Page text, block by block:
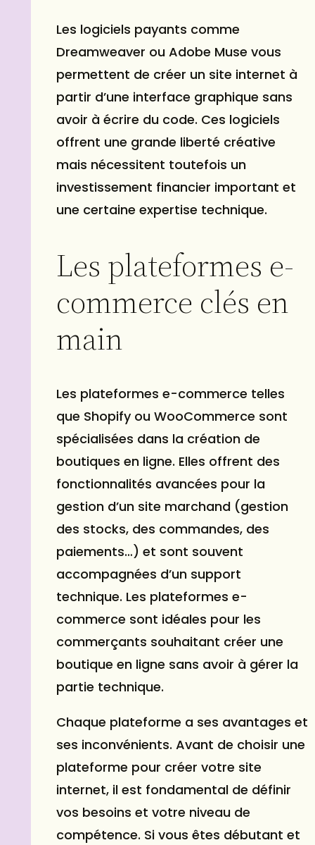
Les logiciels payants comme
Dreamweaver ou Adobe Muse vous
permettent de créer un site internet à
partir d’une interface graphique sans
avoir à écrire du code. Ces logiciels
offrent une grande liberté créative
mais nécessitent toutefois un
investissement financier important et
une certaine expertise technique.
Les plateformes e-
commerce clés en
main
Les plateformes e-commerce telles
que Shopify ou WooCommerce sont
spécialisées dans la création de
boutiques en ligne. Elles offrent des
fonctionnalités avancées pour la
gestion d’un site marchand (gestion
des stocks, des commandes, des
paiements…) et sont souvent
accompagnées d’un support
technique. Les plateformes e-
commerce sont idéales pour les
commerçants souhaitant créer une
boutique en ligne sans avoir à gérer la
partie technique.
Chaque plateforme a ses avantages et
ses inconvénients. Avant de choisir une
plateforme pour créer votre site
internet, il est fondamental de définir
vos besoins et votre niveau de
compétence. Si vous êtes débutant et